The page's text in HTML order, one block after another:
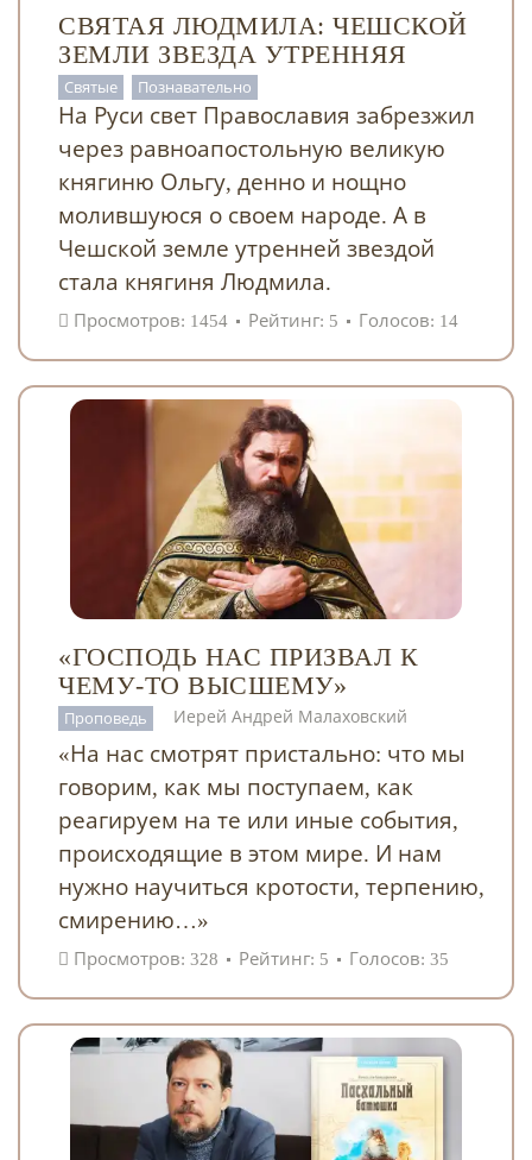
СВЯТАЯ ЛЮДМИЛА: ЧЕШСКОЙ
ЗЕМЛИ ЗВЕЗДА УТРЕННЯЯ
Святые Познавательно
На Руси свет Православия забрезжил
через равноапостольную великую
княгиню Ольгу, денно и нощно
молившуюся о своем народе. А в
Чешской земле утренней звездой
стала княгиня Людмила.
Просмотров: 1454 Рейтинг: 5 Голосов: 14
«ГОСПОДЬ НАС ПРИЗВАЛ К
ЧЕМУ-ТО ВЫСШЕМУ»
Проповедь Иерей Андрей Малаховский
«На нас смотрят пристально: что мы
говорим, как мы поступаем, как
реагируем на те или иные события,
происходящие в этом мире. И нам
нужно научиться кротости, терпению,
смирению…»
Просмотров: 328 Рейтинг: 5 Голосов: 35